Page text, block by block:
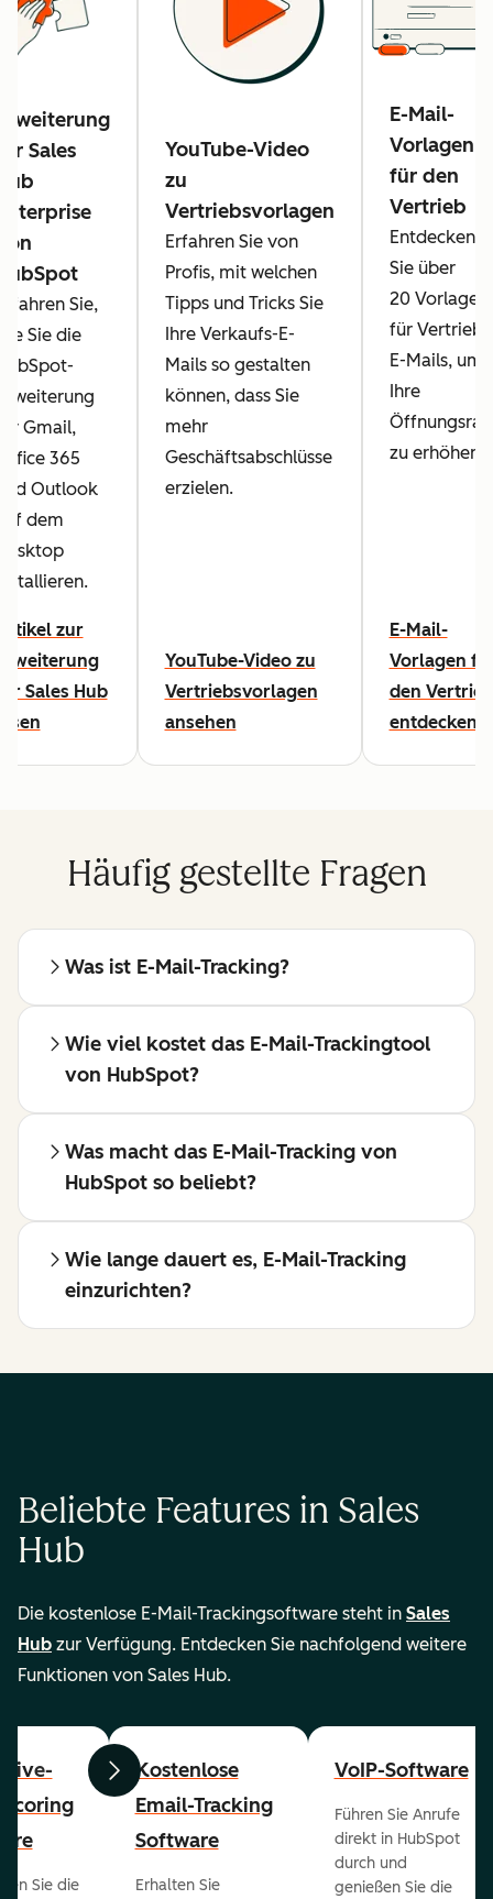
Sales
Sie,
Sie die
Gmail,
365
Outlook
dem
zur
Sales Hub
YouTube-Video
zu
Vertriebsvorlagen
Erfahren Sie von
Profis, mit welchen
Tipps und Tricks Sie
Ihre Verkaufs-E-
Mails so gestalten
können, dass Sie
mehr
Geschäftsabschlüsse
erzielen.
YouTube-Video zu
Vertriebsvorlagen
ansehen
E-Mail-
Vorlagen
für den
Vertrieb
Entdecken
Sie über
20 Vorlagen
für
E-Mails, um
Ihre
zu erhöhen.
E-Mail-
Vorlagen
den Vertrieb
entdecken
Häufig gestellte Fragen
Was ist E-Mail-Tracking?
Wie viel kostet das E-Mail-Trackingtool
von HubSpot?
Was macht das E-Mail-Tracking von
HubSpot so beliebt?
Wie lange dauert es, E-Mail-Tracking
einzurichten?
Beliebte Features in Sales
Hub
Die kostenlose E-Mail-Trackingsoftware steht in Sales
Hub zur Verfügung. Entdecken Sie nachfolgend weitere
Funktionen von Sales Hub.
ZurückWeiter
Sie die
Kostenlose
Email-Tracking
Software
Erhalten Sie
VoIP-Software
Führen Sie Anrufe
direkt in HubSpot
durch und
genießen Sie die